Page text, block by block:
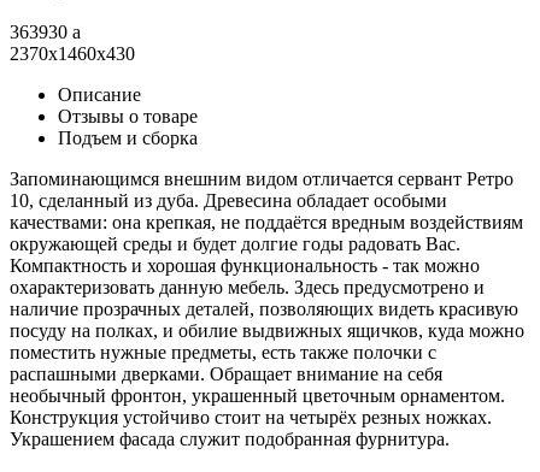
363930 a
2370x1460x430
Описание
Отзывы о товаре
Подъем и сборка
Запоминающимся внешним видом отличается сервант Ретро
10, сделанный из дуба. Древесина обладает особыми
качествами: она крепкая, не поддаётся вредным воздействиям
окружающей среды и будет долгие годы радовать Вас.
Компактность и хорошая функциональность - так можно
охарактеризовать данную мебель. Здесь предусмотрено и
наличие прозрачных деталей, позволяющих видеть красивую
посуду на полках, и обилие выдвижных ящичков, куда можно
поместить нужные предметы, есть также полочки с
распашными дверками. Обращает внимание на себя
необычный фронтон, украшенный цветочным орнаментом.
Конструкция устойчиво стоит на четырёх резных ножках.
Украшением фасада служит подобранная фурнитура.